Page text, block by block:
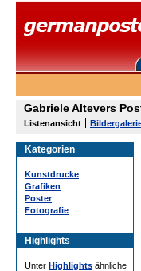
Gabriele Altevers
Listenansicht
Kategorien
Kunstdrucke
Grafiken
Poster
Fotografie
Highlights
Unter Highlights ähnliche